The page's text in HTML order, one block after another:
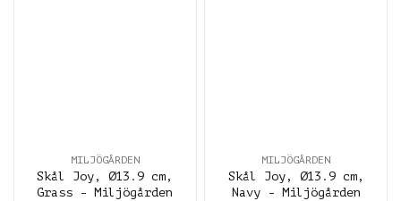
MILJÖGÅRDEN
Skål Joy, Ø13.9 cm,
Grass - Miljögården
MILJÖGÅRDEN
Skål Joy, Ø13.9 cm,
Navy - Miljögården